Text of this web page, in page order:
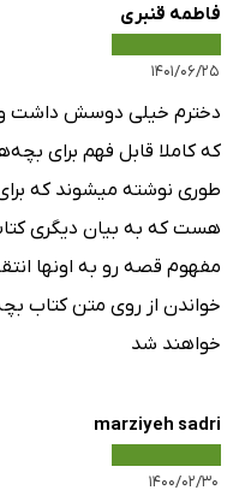
فاطمه قنبری
۱۴۰۱/۰۶/۲۵
دخترم خیلی دوسش داشت و
که کاملا قابل فهم برای
طوری نوشته میشوند که
هست که به بیان دیگری
مفهوم قصه رو به اونها
خواندن از روی متن کتاب
خواهند شد
marziyeh sadri
۱۴۰۰/۰۲/۳۰